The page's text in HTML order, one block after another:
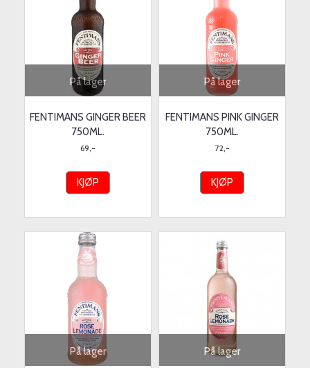
På lager
FENTIMANS GINGER BEER
750ML.
69,-
KJØP
På lager
FENTIMANS PINK GINGER
750ML.
72,-
KJØP
På lager På lager